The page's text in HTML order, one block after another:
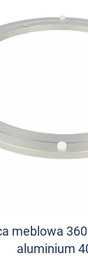
meblowa
aluminium